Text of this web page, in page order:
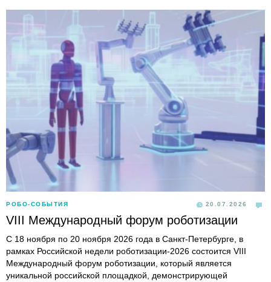
РОБО-СОБЫТИЯ 20.07.2026
VIII Международный форум роботизации
С 18 ноября по 20 ноября 2026 года в Санкт-Петербурге, в
рамках Российской недели роботизации-2026 состоится VIII
Международный форум роботизации, который является
уникальной российской площадкой, демонстрирующей